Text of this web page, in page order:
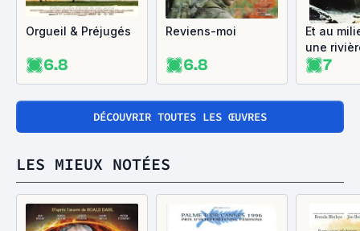
Orgueil & Préjugés
6.8
Reviens-moi
6.8
Et au
une
7
DÉCOUVRIR TOUTES LES ŒUVRES
LES MIEUX NOTÉES